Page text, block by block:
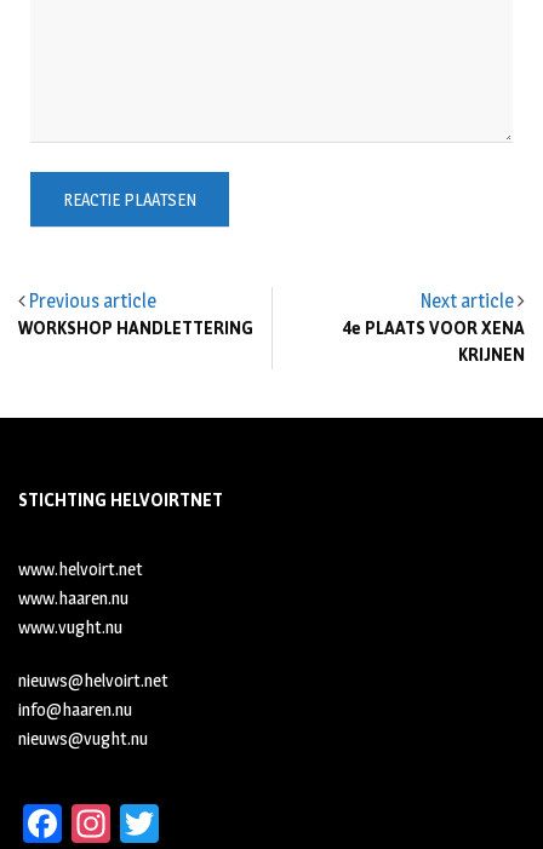
Previous article
WORKSHOP HANDLETTERING
Next article
4e PLAATS VOOR XENA
KRIJNEN
STICHTING HELVOIRTNET
www.helvoirt.net
www.haaren.nu
www.vught.nu
nieuws@helvoirt.net
info@haaren.nu
nieuws@vught.nu
Fa In